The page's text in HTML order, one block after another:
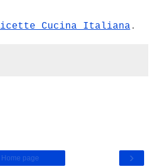
Cucina Italiana .
›
Home page